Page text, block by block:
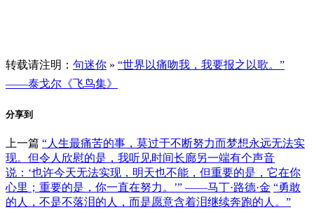
转载请注明： 句迷你 » “世界以痛吻我，我要报之以歌。”
——泰戈尔《飞鸟集》
分享到
上一篇 “人生最痛苦的事，莫过于不断努力而梦想永远无法实
现。但令人欣慰的是，我听见时间长廊另一端有个声音
说：‘也许今天无法实现，明天也不能，但重要的是，它在你
心里；重要的是，你一直在努力。’” ——马丁·路德·金 “勇敢
的人，不是不落泪的人，而是愿意含着泪继续奔跑的人。”